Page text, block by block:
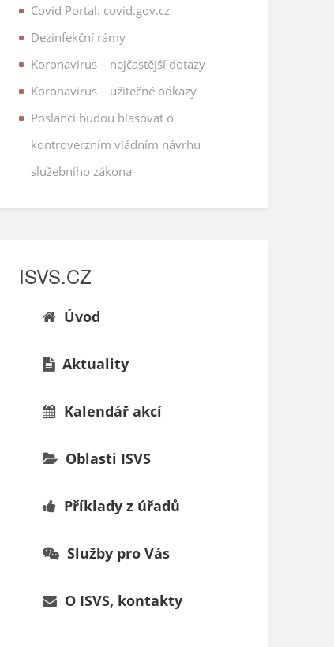
Covid Portal: covid.gov.cz
Dezinfekční rámy
Koronavirus – nejčastější dotazy
Koronavirus – užitečné odkazy
Poslanci budou hlasovat o
kontroverzním vládním návrhu
služebního zákona
ISVS.CZ
Úvod
Aktuality
Kalendář akcí
Oblasti ISVS
Příklady z úřadů
Služby pro Vás
O ISVS, kontakty